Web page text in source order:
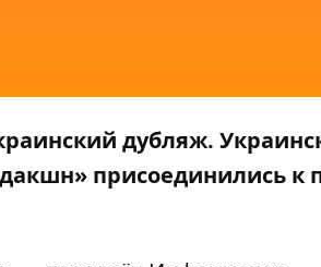
дубляж.
присоединились к